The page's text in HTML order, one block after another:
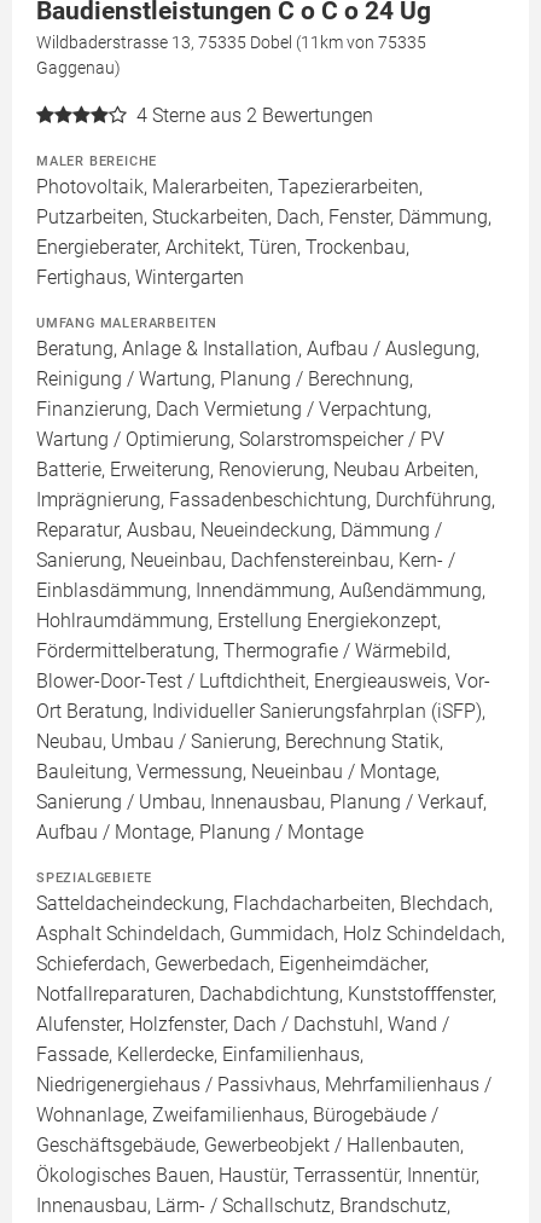
Baudienstleistungen C o C o 24 Ug
Wildbaderstrasse 13, 75335 Dobel (11km von 75335
Gaggenau)
4 Sterne aus 2 Bewertungen
MALER BEREICHE
Photovoltaik, Malerarbeiten, Tapezierarbeiten,
Putzarbeiten, Stuckarbeiten, Dach, Fenster, Dämmung,
Energieberater, Architekt, Türen, Trockenbau,
Fertighaus, Wintergarten
UMFANG MALERARBEITEN
Beratung, Anlage & Installation, Aufbau / Auslegung,
Reinigung / Wartung, Planung / Berechnung,
Finanzierung, Dach Vermietung / Verpachtung,
Wartung / Optimierung, Solarstromspeicher / PV
Batterie, Erweiterung, Renovierung, Neubau Arbeiten,
Imprägnierung, Fassadenbeschichtung, Durchführung,
Reparatur, Ausbau, Neueindeckung, Dämmung /
Sanierung, Neueinbau, Dachfenstereinbau, Kern- /
Einblasdämmung, Innendämmung, Außendämmung,
Hohlraumdämmung, Erstellung Energiekonzept,
Fördermittelberatung, Thermografie / Wärmebild,
Blower-Door-Test / Luftdichtheit, Energieausweis, Vor-
Ort Beratung, Individueller Sanierungsfahrplan (iSFP),
Neubau, Umbau / Sanierung, Berechnung Statik,
Bauleitung, Vermessung, Neueinbau / Montage,
Sanierung / Umbau, Innenausbau, Planung / Verkauf,
Aufbau / Montage, Planung / Montage
SPEZIALGEBIETE
Satteldacheindeckung, Flachdacharbeiten, Blechdach,
Asphalt Schindeldach, Gummidach, Holz Schindeldach,
Schieferdach, Gewerbedach, Eigenheimdächer,
Notfallreparaturen, Dachabdichtung, Kunststofffenster,
Alufenster, Holzfenster, Dach / Dachstuhl, Wand /
Fassade, Kellerdecke, Einfamilienhaus,
Niedrigenergiehaus / Passivhaus, Mehrfamilienhaus /
Wohnanlage, Zweifamilienhaus, Bürogebäude /
Geschäftsgebäude, Gewerbeobjekt / Hallenbauten,
Ökologisches Bauen, Haustür, Terrassentür, Innentür,
Innenausbau, Lärm- / Schallschutz, Brandschutz,